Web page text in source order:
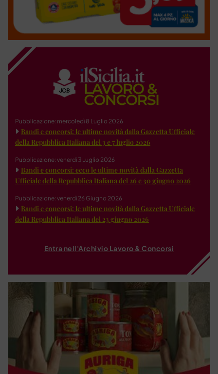
Pubblicazione: mercoledì 8 Luglio 2026
Bandi e concorsi: le ultime novità dalla Gazzetta Ufficiale
della Repubblica Italiana del 3 e 7 luglio 2026
Pubblicazione: venerdì 3 Luglio 2026
Bandi e concorsi: ecco le ultime novità dalla Gazzetta
Ufficiale della Repubblica Italiana del 26 e 30 giugno 2026
Pubblicazione: venerdì 26 Giugno 2026
Bandi e concorsi: le ultime novità dalla Gazzetta Ufficiale
della Repubblica Italiana del 23 giugno 2026
Entra nell'Archivio Lavoro & Concorsi